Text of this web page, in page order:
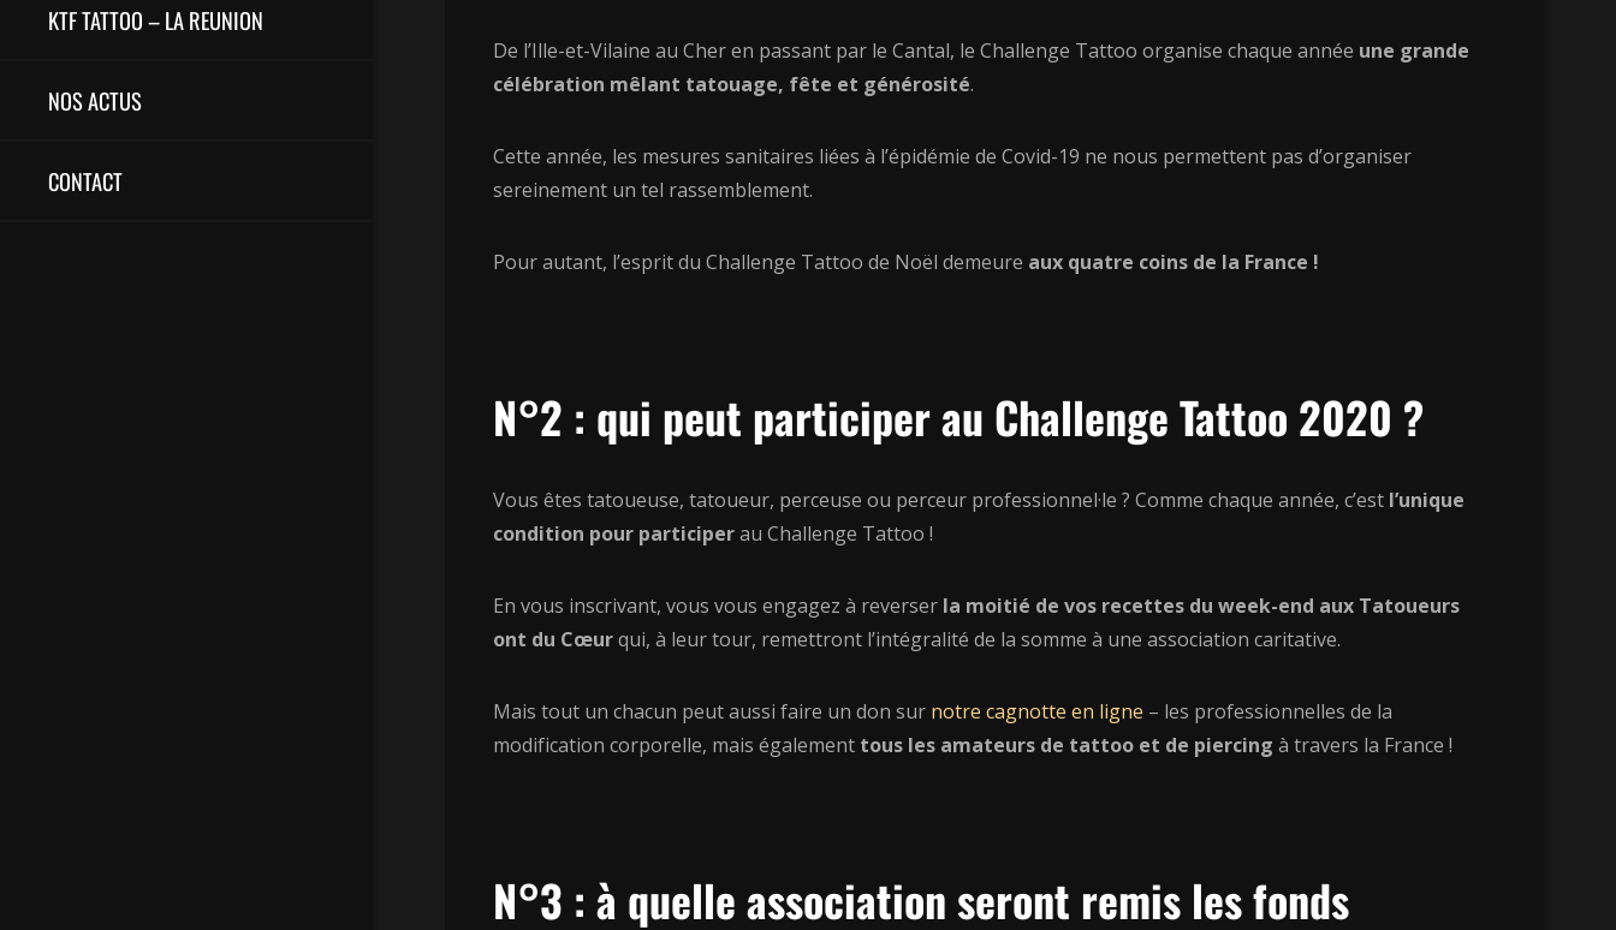
KTF TATTOO – LA REUNION
NOS ACTUS
CONTACT
De l’Ille-et-Vilaine au Cher en passant par le Cantal, le Challenge Tattoo organise chaque année une grande
célébration mêlant tatouage, fête et générosité.
Cette année, les mesures sanitaires liées à l’épidémie de Covid-19 ne nous permettent pas d’organiser
sereinement un tel rassemblement.
Pour autant, l’esprit du Challenge Tattoo de Noël demeure aux quatre coins de la France !
N°2 : qui peut participer au Challenge Tattoo 2020 ?
Vous êtes tatoueuse, tatoueur, perceuse ou perceur professionnel·le ? Comme chaque année, c’est l’unique
condition pour participerau Challenge Tattoo !
En vous inscrivant, vous vous engagez à reverser la moitié de vos recettes du week-end aux Tatoueurs
ont du Cœurqui, à leur tour, remettront l’intégralité de la somme à une association caritative.
Mais tout un chacun peut aussi faire un don sur notre cagnotte en ligne – les professionnelles de la
modification corporelle, mais également tous les amateurs de tattoo et de piercing à travers la France !
N°3 : à quelle association seront remis les fonds